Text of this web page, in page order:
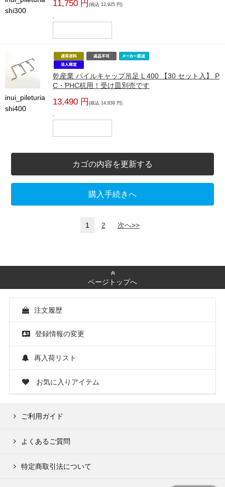
shi300
11,750 円 (税込 12,925 円)
-
inui_pileturia
shi400
乾産業 パイルキャップ吊足 L 400 【30 セット入】 P
C・PHC杭用！受け皿別売です
13,490 円 (税込 14,839 円)
-
カゴの内容を更新する
購入手続きへ
1 2 次へ>>
ページトップへ
注文履歴
登録情報の変更
再入荷リスト
お気に入りアイテム
ご利用ガイド
よくあるご質問
特定商取引法について